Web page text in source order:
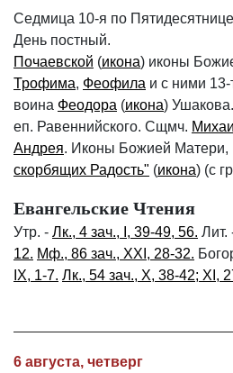
Седмица 10-я по
День постный.
Почаевской (икона) иконы
Трофима, Феофила и с ними
воина Феодора (икона)
еп. Равеннийского. Сщмч.
Андрея. Иконы Божией Матери,
скорбящих Радость" (икона) (с
Евангельские Чтения
Утр. - Лк., 4 зач., I, 39-49, 56. Лит.
12. Мф., 86 зач., XXI, 28-32.
IX, 1-7. Лк., 54 зач., X, 38-42; XI,
6 августа, четверг